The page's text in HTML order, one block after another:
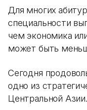
Для многих
специальности
чем экономика
может быть
Сегодня
одно из
Центральной Азии.